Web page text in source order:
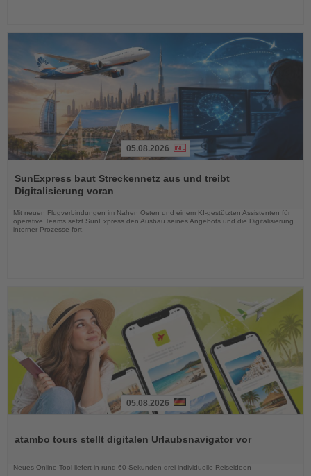
Sie
die
Nachrichten
05.08.2026
SunExpress baut Streckennetz aus und treibt
Digitalisierung voran
Mit neuen Flugverbindungen im Nahen Osten und einem KI-gestützten Assistenten für
operative Teams setzt SunExpress den Ausbau seines Angebots und die Digitalisierung
interner Prozesse fort.
die
05.08.2026
atambo tours stellt digitalen Urlaubsnavigator vor
Neues Online-Tool liefert in rund 60 Sekunden drei individuelle Reiseideen